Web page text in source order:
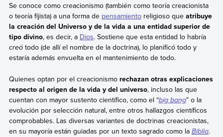
Se conoce como creacionismo (también como teoría creacionista
o teoría fijista) a una forma de pensamientoreligioso queatribuye
la creación del Universo y de la vida a una entidad superior de
tipo divino, es decir, a Dios. Sostiene que esta entidad lo habría
creótodo (de allí el nombre de la doctrina), lo planificó todo y
estaría además envuelta en el mantenimiento de todo.
Quienes optan por el creacionismo rechazan otras explicaciones
respecto al origen de la vida y del universo, incluso las que
cuentan con mayor sustento científico, como el “big bang” o la
evolución por selección natural, entre otros hallazgos científicos
comprobables. Las diversas variantes de doctrinas creacionistas,
en su mayoría están guiadas por un texto sagrado como la Biblia.